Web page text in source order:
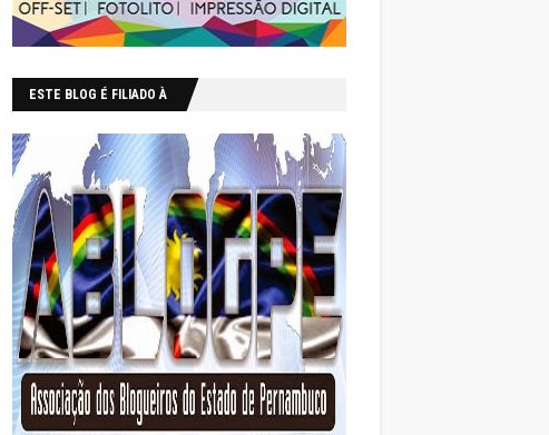
ESTE BLOG É FILIADO À